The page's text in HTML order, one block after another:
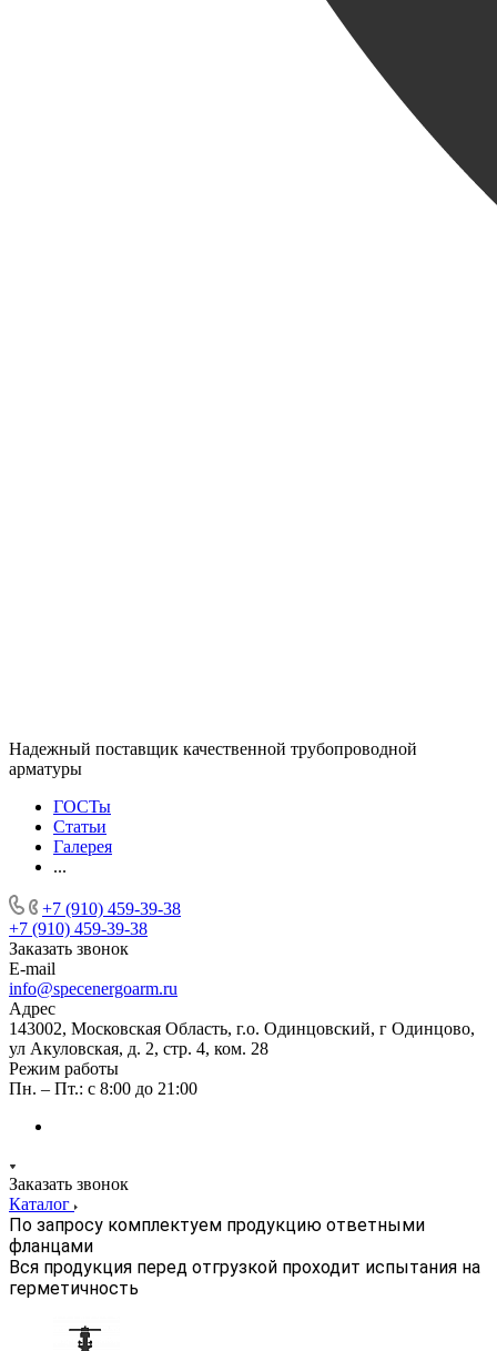
Надежный поставщик качественной трубопроводной
арматуры
ГОСТы
Статьи
Галерея
...
+7 (910) 459-39-38
+7 (910) 459-39-38
Заказать звонок
E-mail
info@specenergoarm.ru
Адрес
143002, Московская Область, г.о. Одинцовский, г Одинцово,
ул Акуловская, д. 2, стр. 4, ком. 28
Режим работы
Пн. – Пт.: с 8:00 до 21:00
Заказать звонок
Каталог
По запросу комплектуем продукцию ответными
фланцами
Вся продукция перед отгрузкой проходит испытания на
герметичность